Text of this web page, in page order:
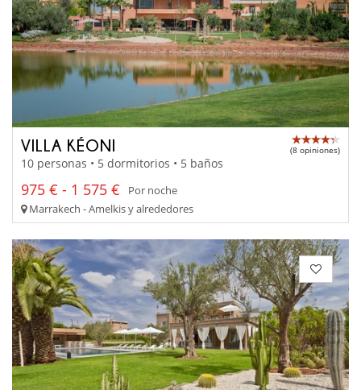
VILLA KÉONI (8 opiniones)
10 personas • 5 dormitorios • 5 baños
975 € - 1 575 €
Por noche
Marrakech - Amelkis y alrededores